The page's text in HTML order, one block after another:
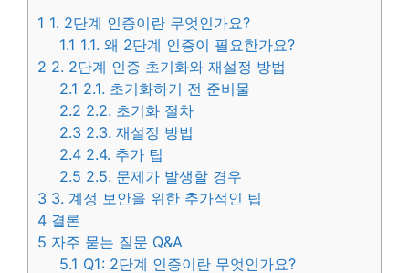
1 1. 2단계 인증이란 무엇인가요?
1.1 1.1. 왜 2단계 인증이 필요한가요?
2 2. 2단계 인증 초기화와 재설정 방법
2.1 2.1. 초기화하기 전 준비물
2.2 2.2. 초기화 절차
2.3 2.3. 재설정 방법
2.4 2.4. 추가 팁
2.5 2.5. 문제가 발생할 경우
3 3. 계정 보안을 위한 추가적인 팁
4 결론
5 자주 묻는 질문 Q&A
5.1 Q1: 2단계 인증이란 무엇인가요?